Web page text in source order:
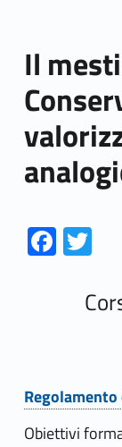
Il
Link identifier #identifier__184612-1 Fa
ce
k
Link identifier #identifier__112803-2 T
itt
Link identifier #identifier__146611-1
Obiettivi